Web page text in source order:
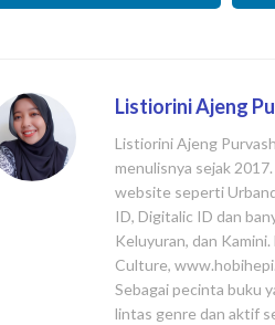
Listiorini Ajeng
Listiorini Ajeng
menulisnya sejak
website seperti
ID, Digitalic ID dan
Keluyuran, dan
Culture,
Sebagai pecinta buku
lintas genre dan aktif